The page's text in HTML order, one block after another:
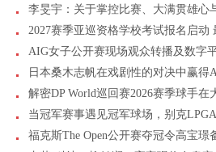
李旻宇：关于掌控比赛、大满贯雄心
2027赛季亚巡资格学校考试报名启
AIG女子公开赛现场观众转播及数字
日本桑木志帆在戏剧性的对决中赢得
解密DP World巡回赛2026赛季球手
当冠军赛事遇见冠军球场，别克
福克斯The Open公开赛夺冠令高宝璟